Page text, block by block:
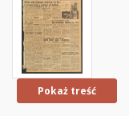
Pokaż treść